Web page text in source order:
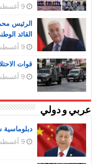
9 أغسطس، 2026
الرئيس
القائد
9 أغسطس، 2026
قوات
9 أغسطس، 2026
عربي و دولي
9 أغسطس، 2026